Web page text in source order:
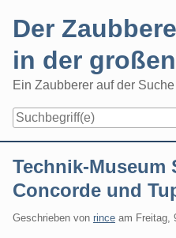
Der
in der
Ein Zaubberer auf der Suche
Technik-Museum
Concorde und
Geschrieben von rince am Freitag,